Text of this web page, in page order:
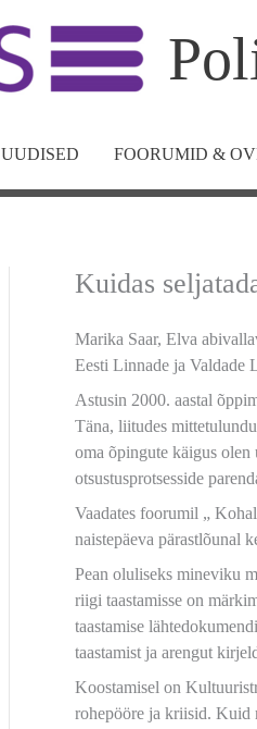
UUDISED FOORUMID &
Kuidas
Marika Saar, Elva
Eesti Linnade ja Valdade
Astusin 2000. aastal
Täna, liitudes
oma õpingute käigus
otsustusprotsesside
Vaadates foorumil „
naistepäeva pärastlõunal
Pean oluliseks mineviku
riigi taastamisse on
taastamise
taastamist ja arengut
Koostamisel on
rohepööre ja kriisid. Kuid